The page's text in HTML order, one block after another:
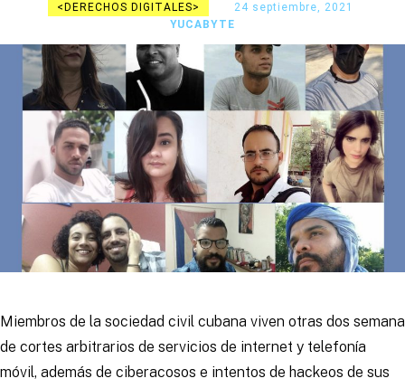
DERECHOS DIGITALES
24 septiembre, 2021
YUCABYTE
Miembros de la sociedad civil cubana viven otras dos semana
de cortes arbitrarios de servicios de internet y telefonía
móvil, además de ciberacosos e intentos de hackeos de sus